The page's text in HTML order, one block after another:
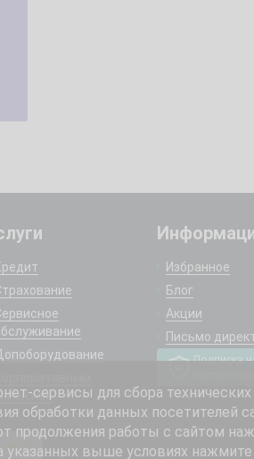
Избранное
Блог
Акции
Письмо
Подписка
сервисы для сбора
обработки данных посетителей
продолжения работы с сайтом
указанных выше условиях